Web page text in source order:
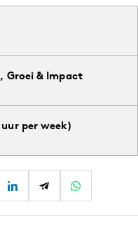
Groei & Impact
per week)